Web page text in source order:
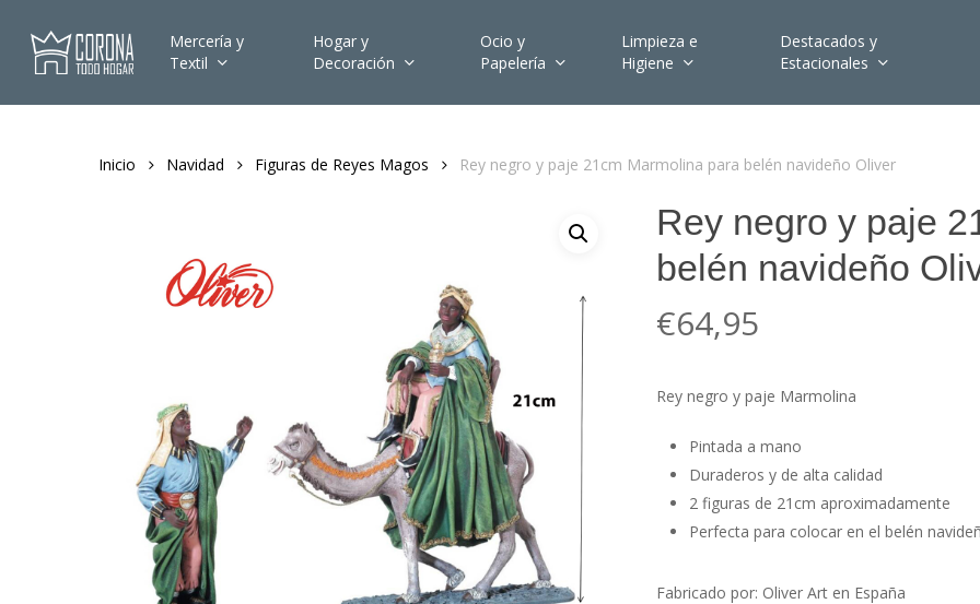
Mercería y
Textil
Hogar y
Decoración
Ocio y
Papelería
Limpieza e
Higiene
Destacados y
Estacionales
Inicio Navidad Figuras de Reyes Magos Rey negro y paje 21cm Marmolina para belén navideño Oliver
Rey negro y paje
belén navideño
€64,95
Rey negro y paje Marmolina
Pintada a mano
Duraderos y de alta calidad
2 figuras de 21cm aproximadamente
Perfecta para colocar en el belén
Fabricado por: Oliver Art en España